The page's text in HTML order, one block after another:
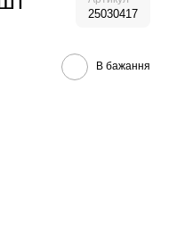
25030417
В бажання